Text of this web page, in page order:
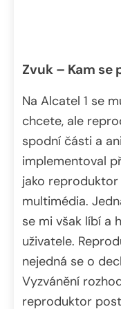
Zvuk – Kam
Na Alcatel 1 se
chcete, ale
spodní části a
implementoval
jako reproduktor
multimédia.
se mi však líbí a
uživatele.
nejedná se o
Vyzvánění
reproduktor